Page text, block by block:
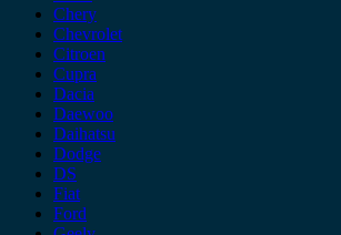
Chery
Chevrolet
Citroen
Cupra
Dacia
Daewoo
Daihatsu
Dodge
DS
Fiat
Ford